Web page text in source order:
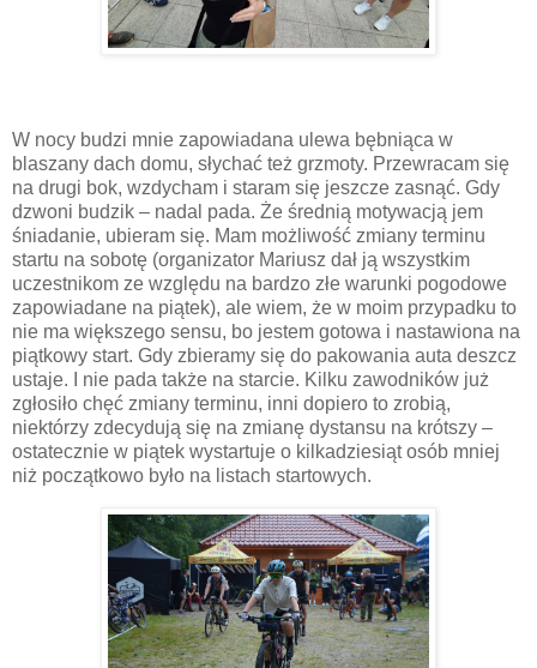
W nocy budzi mnie zapowiadana ulewa bębniąca w
blaszany dach domu, słychać też grzmoty. Przewracam się
na drugi bok, wzdycham i staram się jeszcze zasnąć. Gdy
dzwoni budzik – nadal pada. Że średnią motywacją jem
śniadanie, ubieram się. Mam możliwość zmiany terminu
startu na sobotę (organizator Mariusz dał ją wszystkim
uczestnikom ze względu na bardzo złe warunki pogodowe
zapowiadane na piątek), ale wiem, że w moim przypadku to
nie ma większego sensu, bo jestem gotowa i nastawiona na
piątkowy start. Gdy zbieramy się do pakowania auta deszcz
ustaje. I nie pada także na starcie. Kilku zawodników już
zgłosiło chęć zmiany terminu, inni dopiero to zrobią,
niektórzy zdecydują się na zmianę dystansu na krótszy –
ostatecznie w piątek wystartuje o kilkadziesiąt osób mniej
niż początkowo było na listach startowych.